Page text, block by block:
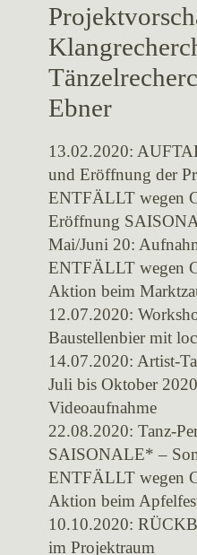
Ebner
13.02.2020:
und Eröffnung der
ENTFÄLLT wegen
Eröffnung
Mai/Juni 20:
ENTFÄLLT wegen
Aktion beim
12.07.2020:
Baustellenbier mit
14.07.2020: Artist-
Juli bis Oktober
Videoaufnahme
22.08.2020: Tanz-
SAISONALE* –
ENTFÄLLT wegen
Aktion beim
10.10.2020:
im Projektraum